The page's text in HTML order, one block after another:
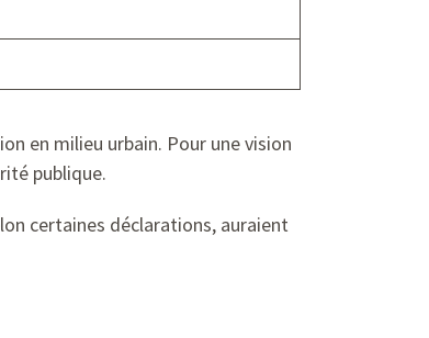
en milieu urbain. Pour une vision
publique.
certaines déclarations, auraient